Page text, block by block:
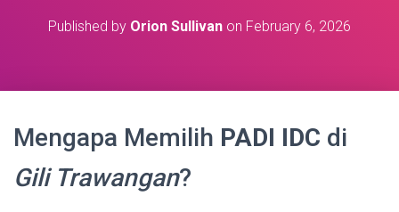
Published by Orion Sullivan on February 6, 2026
Mengapa Memilih PADI IDC di
Gili Trawangan?